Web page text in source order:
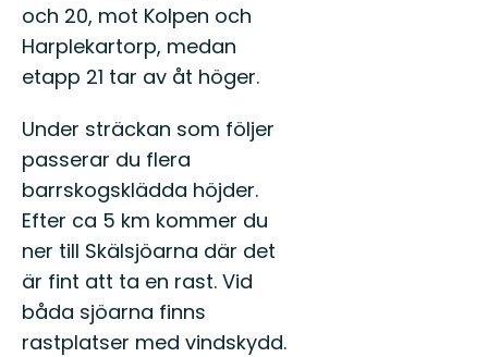
och 20, mot Kolpen och
Harplekartorp, medan
etapp 21 tar av åt höger.
Under sträckan som följer
passerar du flera
barrskogsklädda höjder.
Efter ca 5 km kommer du
ner till Skälsjöarna där det
är fint att ta en rast. Vid
båda sjöarna finns
rastplatser med vindskydd.